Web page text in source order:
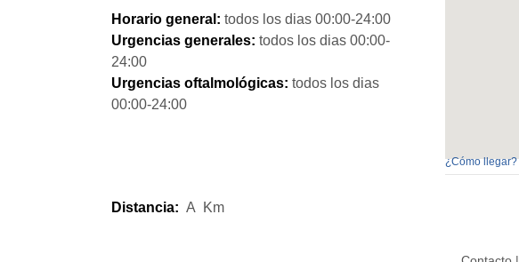
Horario general: todos los dias 00:00-24:00
Urgencias generales: todos los dias 00:00-
24:00
Urgencias oftalmológicas: todos los dias
00:00-24:00
¿Cómo llegar?
Distancia: A Km